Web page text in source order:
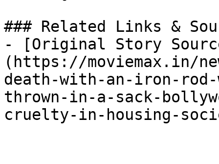
### Related Links &
- [Original Story
(https://moviemax.in/
death-with-an-iron-
thrown-in-a-sack-
cruelty-in-housing-